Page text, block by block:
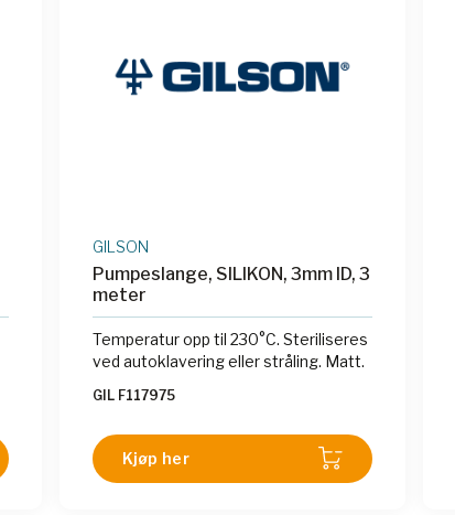
GILSON
Pumpeslange, SILIKON, 3mm ID, 3
meter
Temperatur opp til 230°C. Steriliseres
ved autoklavering eller stråling. Matt.
GIL F117975
Kjøp her